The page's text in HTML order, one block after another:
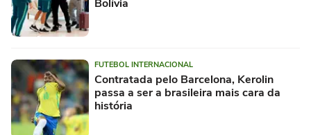
Bolívia
FUTEBOL INTERNACIONAL
Contratada pelo Barcelona, Kerolin
passa a ser a brasileira mais cara da
história